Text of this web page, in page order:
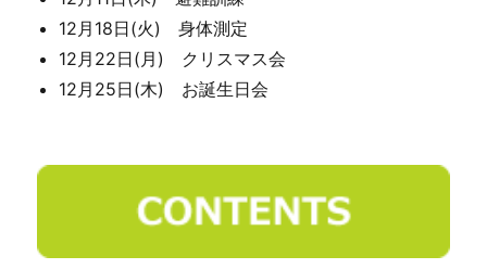
12月18日(火) 身体測定
12月22日(月) クリスマス会
12月25日(木) お誕生日会